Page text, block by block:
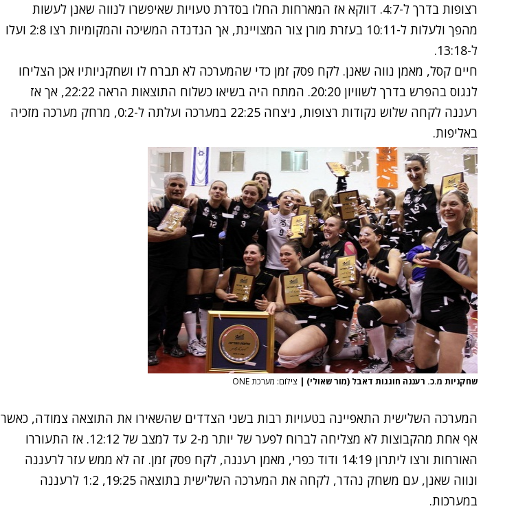
רצופות בדרך ל-4:7. דווקא אז המארחות החלו בסדרת טעויות שאיפשרו לנווה שאנן לעשות
מהפך ולעלות ל-10:11 בעזרת מורן צור המצויינת, אך הנדנדה המשיכה והמקומיות רצו 2:8 ועלו
ל-13:18.
חיים קסל, מאמן נווה שאנן. לקח פסק זמן כדי שהמערכה לא תברח לו ושחקניותיו אכן הצליחו
לנגוס בהפרש בדרך לשוויון 20:20. המתח היה בשיאו כשלוח התוצאות הראה 22:22, אך אז
רעננה לקחה שלוש נקודות רצופות, ניצחה 22:25 במערכה ועלתה ל-0:2, מרחק מערכה מזכיה
באליפות.
שחקניות מ.כ. רעננה חוגגות דאבל (מור שאולי) | צילום: מערכת ONE
המערכה השלישית התאפיינה בטעויות רבות בשני הצדדים שהשאירו את התוצאה צמודה, כאשר
אף אחת מהקבוצות לא מצליחה לברוח לפער של יותר מ-2 עד למצב של 12:12. אז התעוררו
האורחות ורצו ליתרון 14:19 ודוד כפרי, מאמן רעננה, לקח פסק זמן. זה לא ממש עזר לרעננה
ונווה שאנן, עם משחק נהדר, לקחה את המערכה השלישית בתוצאה 19:25, 1:2 לרעננה
במערכות.